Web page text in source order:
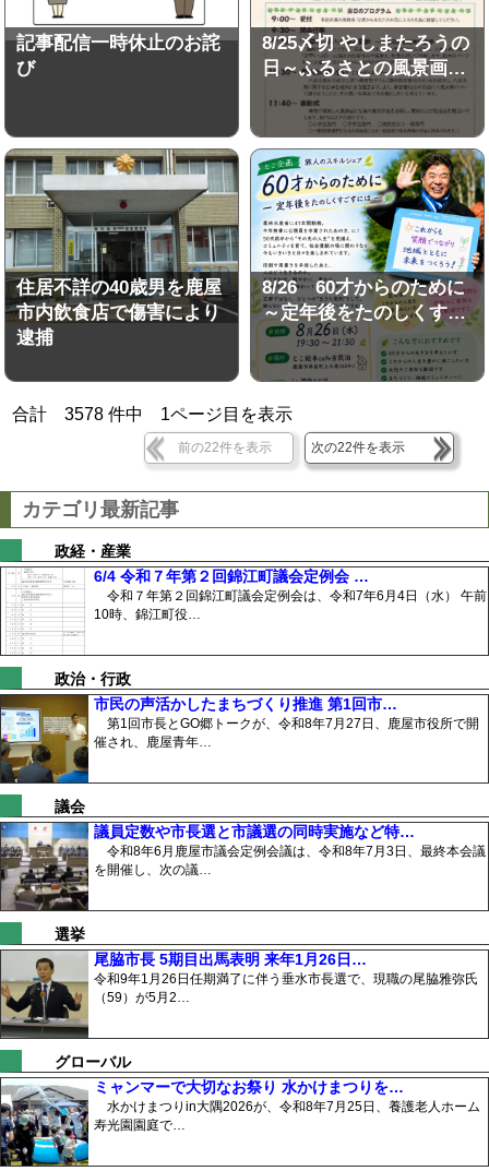
記事配信一時休止のお詫
び
8/25〆切 やしまたろうの
日～ふるさとの風景画…
住居不詳の40歳男を鹿屋
市内飲食店で傷害により
逮捕
8/26 60才からのために
～定年後をたのしくす…
合計3578 件中 1ページ目を表示
前の22件を表示 次の22件を表示
カテゴリ最新記事
政経・産業
6/4 令和７年第２回錦江町議会定例会 …
令和７年第２回錦江町議会定例会は、令和7年6月4日（水） 午前
10時、錦江町役…
政治・行政
市民の声活かしたまちづくり推進 第1回市…
第1回市長とGO郷トークが、令和8年7月27日、鹿屋市役所で開
催され、鹿屋青年…
議会
議員定数や市長選と市議選の同時実施など特…
令和8年6月鹿屋市議会定例会議は、令和8年7月3日、最終本会議
を開催し、次の議…
選挙
尾脇市長 5期目出馬表明 来年1月26日…
令和9年1月26日任期満了に伴う垂水市長選で、現職の尾脇雅弥氏
（59）が5月2…
グローバル
ミャンマーで大切なお祭り 水かけまつりを…
水かけまつりin大隅2026が、令和8年7月25日、養護老人ホーム
寿光園園庭で…